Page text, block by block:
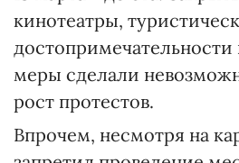
кинотеатры,
меры сделали
рост протестов.
Впрочем, несмотря на